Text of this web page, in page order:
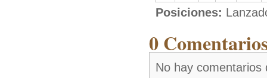
Posiciones:
0
No hay comentarios